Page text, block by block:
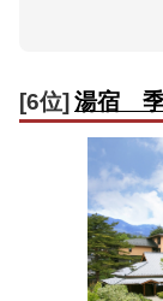
[6位] 湯宿 季